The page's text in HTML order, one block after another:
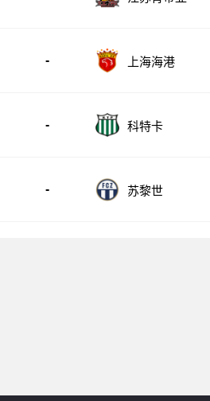
- 上海海港
- 科特卡
- 苏黎世